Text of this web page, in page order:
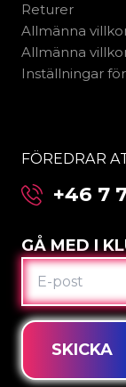
Returer
Allmänna
Allmänna
Inställningar
FÖREDRAR
+46 7
GÅ MED I
E-
POST
SKICKA